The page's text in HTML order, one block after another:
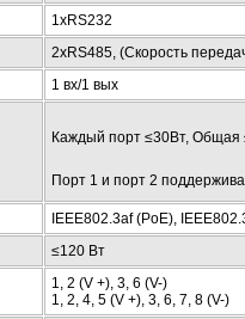
1xRS232
2xRS485, (Скорость
1 вх/1 вых
Каждый порт ≤30Вт, Общая
Порт 1 и порт 2
IEEE802.3af (PoE),
≤120 Вт
1, 2 (V +), 3, 6 (V-)
1, 2, 4, 5 (V +), 3, 6, 7, 8 (V-)